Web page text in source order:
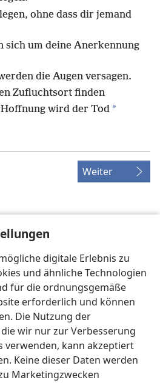
digitale Erlebnis zu
und ähnliche Technologien
für die ordnungsgemäße
erforderlich und können
Die Nutzung der
wir nur zur Verbesserung
verwenden, kann akzeptiert
Keine dieser Daten werden
Marketingzwecken
ohne dass dir jemand
sich um deine Anerkennung
die Augen versagen.
Zufluchtsort finden
wird der Tod *
Weiter
Bible and Tract Society of
DATENSCHUTZERKLÄRUNG|